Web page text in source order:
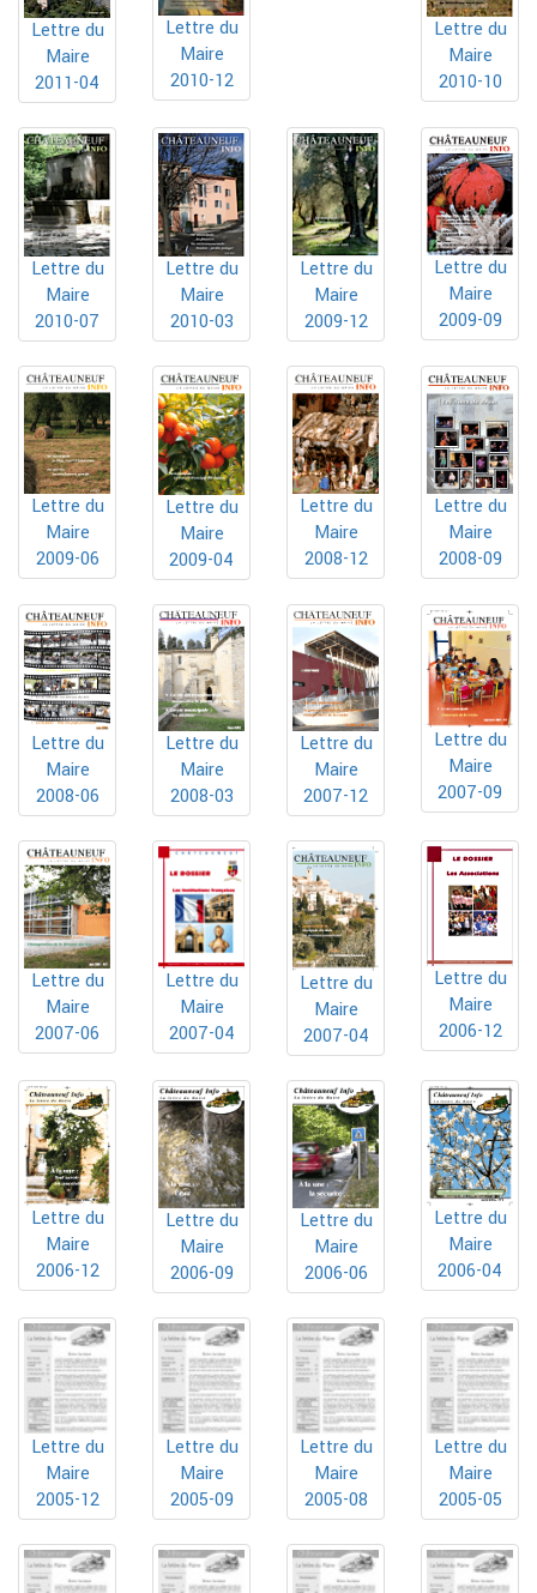
Lettre du
Maire
2011-04
Lettre du
Maire
2010-12
Lettre du
Maire
2010-10
Lettre du
Maire
2010-07
Lettre du
Maire
2010-03
Lettre du
Maire
2009-12
Lettre du
Maire
2009-09
Lettre du
Maire
2009-06
Lettre du
Maire
2009-04
Lettre du
Maire
2008-12
Lettre du
Maire
2008-09
Lettre du
Maire
2008-06
Lettre du
Maire
2008-03
Lettre du
Maire
2007-12
Lettre du
Maire
2007-09
Lettre du
Maire
2007-06
Lettre du
Maire
2007-04
Lettre du
Maire
2007-04
Lettre du
Maire
2006-12
Lettre du
Maire
2006-12
Lettre du
Maire
2006-09
Lettre du
Maire
2006-06
Lettre du
Maire
2006-04
Lettre du
Maire
2005-12
Lettre du
Maire
2005-09
Lettre du
Maire
2005-08
Lettre du
Maire
2005-05